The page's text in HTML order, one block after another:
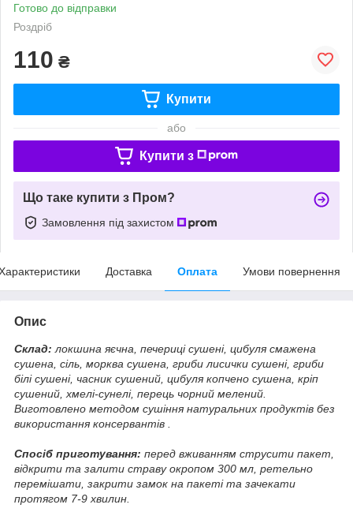
Готово до відправки
Роздріб
110 ₴
Купити
або
Купити з
Що таке купити з Пром?
Замовлення під захистом
Доставка Оплата Умови повернення
Опис
Склад: локшина яєчна, печериці сушені, цибуля смажена
сушена, сіль, морква сушена, гриби лисички сушені, гриби
білі сушені, часник сушений, цибуля копчено сушена, кріп
сушений, хмелі-сунелі, перець чорний мелений.
Виготовлено методом сушіння натуральних продуктів без
використання консервантів .
Спосіб приготування: перед вживанням струсити пакет,
відкрити та залити страву окропом 300 мл, ретельно
перемішати, закрити замок на пакеті та зачекати
протягом 7-9 хвилин.